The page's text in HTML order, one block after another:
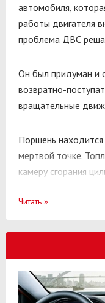
автомобиля,
работы двигателя
проблема ДВС
Он был придуман и
возвратно-
вращательные
Поршень находится
мертвой точке.
камеру сгорания
кривошипно-
поступательное
преобразует это
Читать »